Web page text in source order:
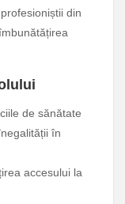
din
de sănătate
în
accesului la